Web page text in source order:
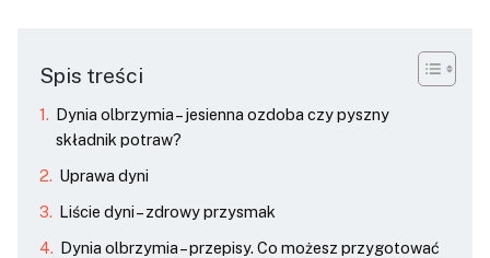
Spis treści
Dynia olbrzymia – jesienna ozdoba czy pyszny
składnik potraw?
Uprawa dyni
Liście dyni – zdrowy przysmak
Dynia olbrzymia – przepisy. Co możesz przygotować